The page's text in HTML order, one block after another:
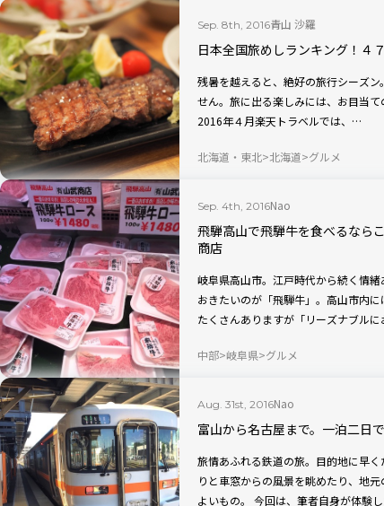
Sep. 8th, 2016青山 沙羅
日本全国旅めしランキング！４
残暑を越えると、絶好の旅行シーズ
せん。旅に出る楽しみには、お目当て
2016年４月楽天トラベルでは、…
北海道・東北 北海道 グルメ
Sep. 4th, 2016Nao
飛騨高山で飛騨牛を食べるなら
商店
岐阜県高山市。江戸時代から続く情
おきたいのが「飛騨牛」。高山市内
たくさんありますが「リーズナブル
中部 岐阜県 グルメ
Aug. 31st, 2016Nao
富山から名古屋まで。一泊二日
旅情あふれる鉄道の旅。目的地に早
りと車窓からの風景を眺めたり、地
よいもの。 今回は、筆者自身が体